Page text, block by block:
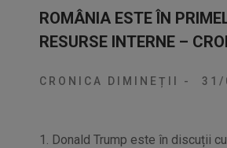
ROMÂNIA ESTE ÎN
RESURSE INTERNE –
CRONICA DIMINEȚII - 31/
1. Donald Trump este în discuții